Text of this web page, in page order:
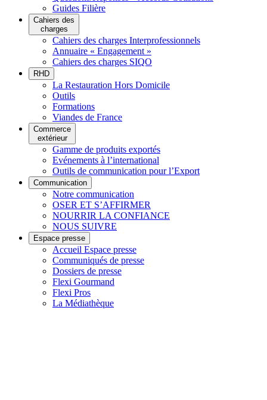
Guides Filière
Cahiers des
charges
Cahiers des charges Interprofessionnels
Annuaire « Engagement »
Cahiers des charges SIQO
RHD
La Restauration Hors Domicile
Outils
Formations
Viandes de France
Commerce
extérieur
Gamme de produits exportés
Evénements à l’international
Outils de communication pour l’Export
Communication
Notre communication
OSER ET S’AFFIRMER
NOURRIR LA CONFIANCE
NOUS SUIVRE
Espace presse
Accueil Espace presse
Communiqués de presse
Dossiers de presse
Flexi Gourmand
Flexi Pros
La Médiathèque